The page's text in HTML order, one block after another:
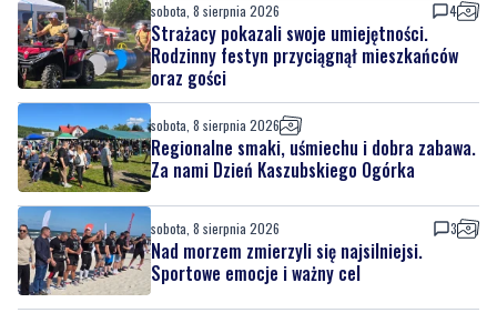
sobota, 8 sierpnia 2026 4
Strażacy pokazali swoje umiejętności.
Rodzinny festyn przyciągnął mieszkańców
oraz gości
sobota, 8 sierpnia 2026
Regionalne smaki, uśmiechu i dobra zabawa.
Za nami Dzień Kaszubskiego Ogórka
sobota, 8 sierpnia 2026 3
Nad morzem zmierzyli się najsilniejsi.
Sportowe emocje i ważny cel